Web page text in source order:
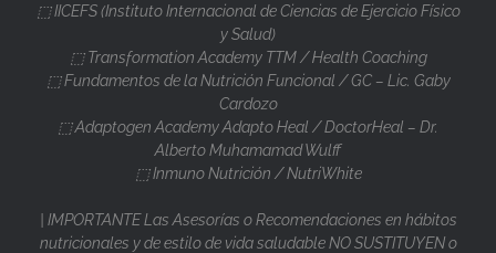
⬚ IICEFS (Instituto Internacional de Ciencias de Ejercicio Físico
y Salud)
⬚ Transformation Academy TTM / Health Coaching
⬚ Fundamentos de la Nutrición Funcional / GC – Lic. Gaby
Cardozo
⬚ Adaptogen Academy Adapto Heal / DoctorHeal – Dr.
Alberto Muhamamad Wulff
⬚ Inmuno Nutrición / NutriWhite
| IMPORTANTE Las Asesorías o Recomendaciones en hábitos
nutricionales y de estilo de vida saludable NO SUSTITUYEN o